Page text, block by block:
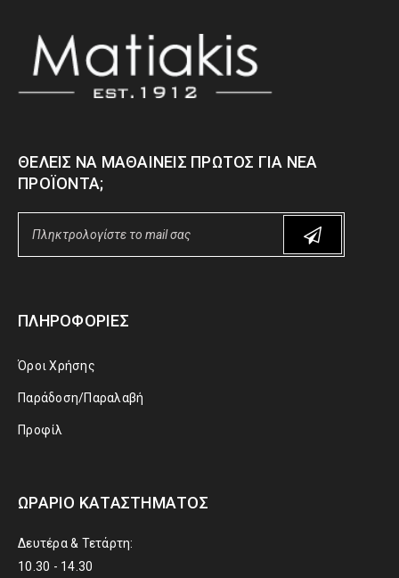
ΘΈΛΕΙΣ ΝΑ ΜΑΘΑΊΝΕΙΣ ΠΡΏΤΟΣ ΓΙΑ ΝΈΑ
ΠΡΟΪΌΝΤΑ;
ΠΛΗΡΟΦΟΡΊΕΣ
Όροι Χρήσης
Παράδοση/Παραλαβή
Προφίλ
ΩΡΆΡΙΟ ΚΑΤΑΣΤΉΜΑΤΟΣ
Δευτέρα & Τετάρτη:
10.30 - 14.30